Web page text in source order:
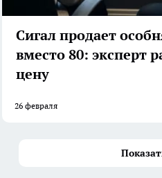
Сигал продает
вместо 80: эксперт
цену
26 февраля